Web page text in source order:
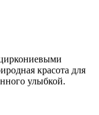
красота для
улыбкой.